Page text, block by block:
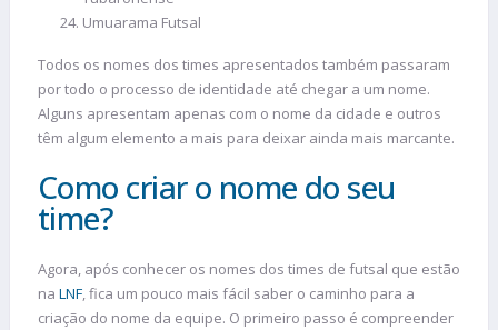
Umuarama Futsal
Todos os nomes dos times apresentados também passaram
por todo o processo de identidade até chegar a um nome.
Alguns apresentam apenas com o nome da cidade e outros
têm algum elemento a mais para deixar ainda mais marcante.
Como criar o nome do seu
time?
Agora, após conhecer os nomes dos times de futsal que estão
na LNF, fica um pouco mais fácil saber o caminho para a
criação do nome da equipe. O primeiro passo é compreender